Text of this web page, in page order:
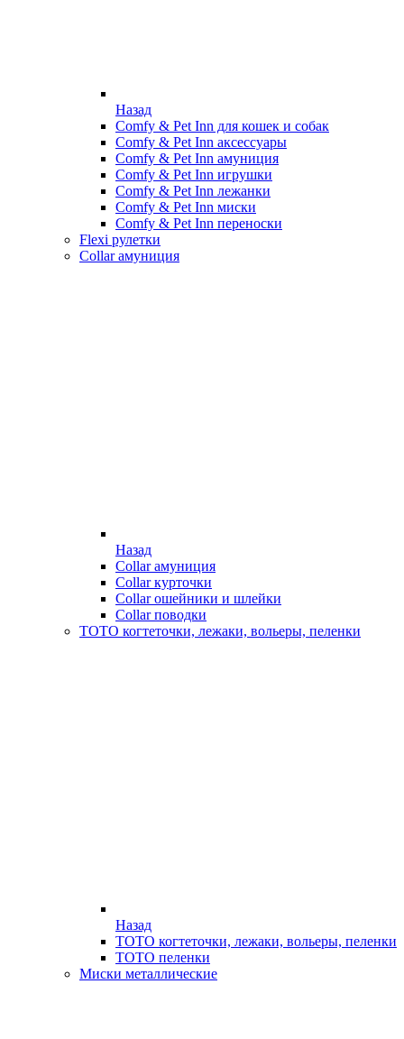
Назад
Comfy & Pet Inn для кошек и собак
Comfy & Pet Inn аксессуары
Comfy & Pet Inn амуниция
Comfy & Pet Inn игрушки
Comfy & Pet Inn лежанки
Comfy & Pet Inn миски
Comfy & Pet Inn переноски
Flexi рулетки
Collar амуниция
Назад
Collar амуниция
Collar курточки
Collar ошейники и шлейки
Collar поводки
ТОТО когтеточки, лежаки, вольеры, пеленки
Назад
ТОТО когтеточки, лежаки, вольеры, пеленки
ТОТО пеленки
Миски металлические